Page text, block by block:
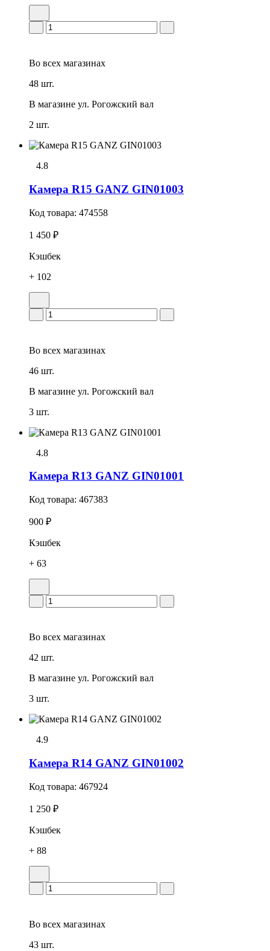
Во всех магазинах
48 шт.
В магазине ул. Рогожский вал
2 шт.
4.8
Камера R15 GANZ GIN01003
Код товара: 474558
1 450 ₽
Кэшбек
+ 102
Во всех магазинах
46 шт.
В магазине ул. Рогожский вал
3 шт.
4.8
Камера R13 GANZ GIN01001
Код товара: 467383
900 ₽
Кэшбек
+ 63
Во всех магазинах
42 шт.
В магазине ул. Рогожский вал
3 шт.
4.9
Камера R14 GANZ GIN01002
Код товара: 467924
1 250 ₽
Кэшбек
+ 88
Во всех магазинах
43 шт.